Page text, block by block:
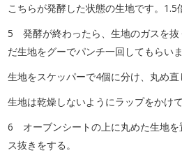
こちらが発酵した状態の生地です。1.5
5 発酵が終わったら、生地のガスを抜
だ生地をグーでパンチ一回してもらい
生地をスケッパーで4個に分け、丸め直
生地は乾燥しないようにラップをかけて
6 オーブンシートの上に丸めた生地を
ス抜きをする。